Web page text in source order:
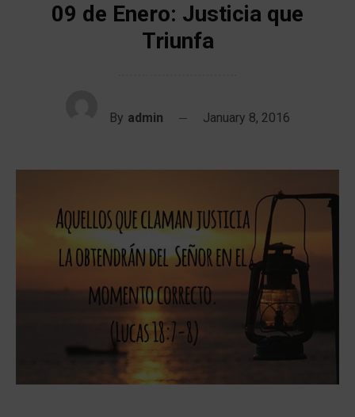
09 de Enero: Justicia que
Triunfa
By admin January 8, 2016